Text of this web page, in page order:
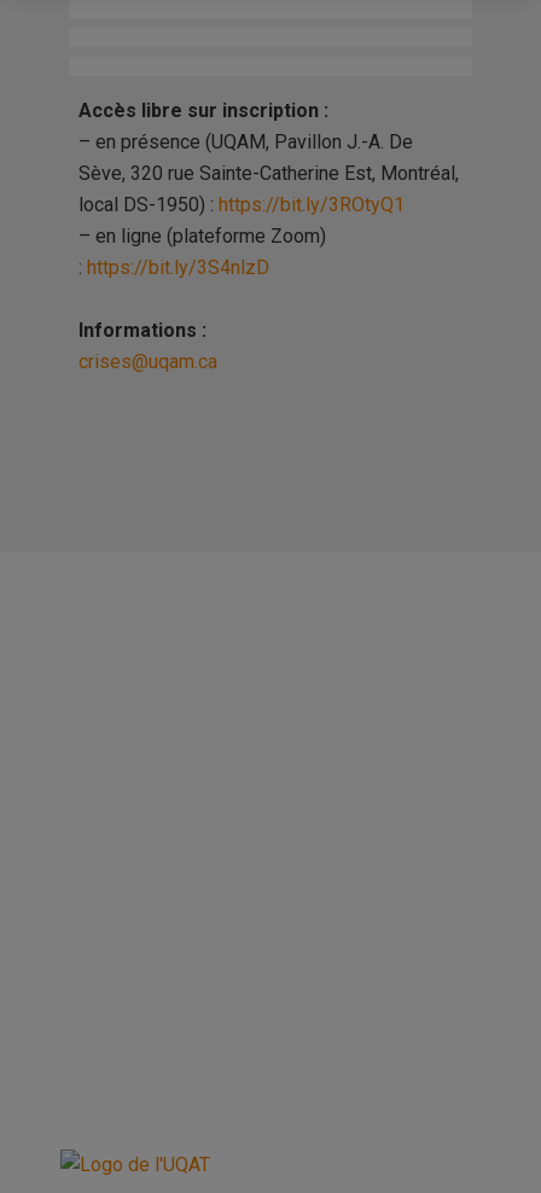
Accès libre sur inscription :
– en présence (UQAM, Pavillon J.-A. De
Sève, 320 rue Sainte-Catherine Est, Montréal,
local DS-1950) : https://bit.ly/3ROtyQ1
– en ligne (plateforme Zoom)
: https://bit.ly/3S4nlzD
Informations :
crises@uqam.ca